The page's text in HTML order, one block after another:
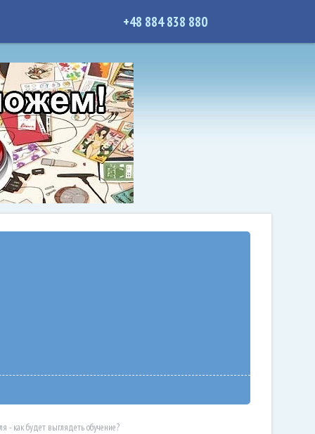
+48 884 838 880
- как будет выглядеть обучение?